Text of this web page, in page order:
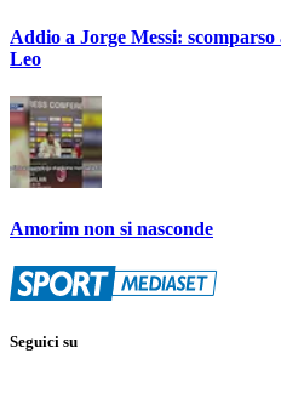
Addio a Jorge Messi:
Leo
Amorim non si nasconde
Seguici su